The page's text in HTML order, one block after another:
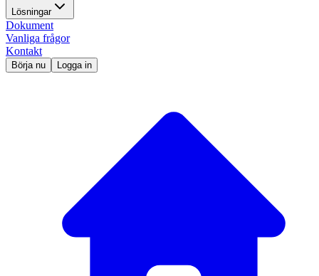
Lösningar
Dokument
Vanliga frågor
Kontakt
Börja nu Logga in